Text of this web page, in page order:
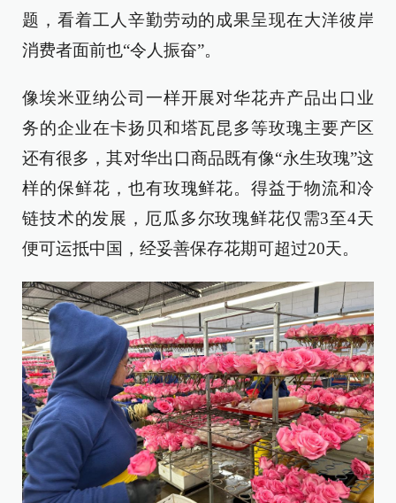
题，看着工人辛勤劳动的成果呈现在大洋彼岸
消费者面前也“令人振奋”。
像埃米亚纳公司一样开展对华花卉产品出口业
务的企业在卡扬贝和塔瓦昆多等玫瑰主要产区
还有很多，其对华出口商品既有像“永生玫瑰”这
样的保鲜花，也有玫瑰鲜花。得益于物流和冷
链技术的发展，厄瓜多尔玫瑰鲜花仅需3至4天
便可运抵中国，经妥善保存花期可超过20天。